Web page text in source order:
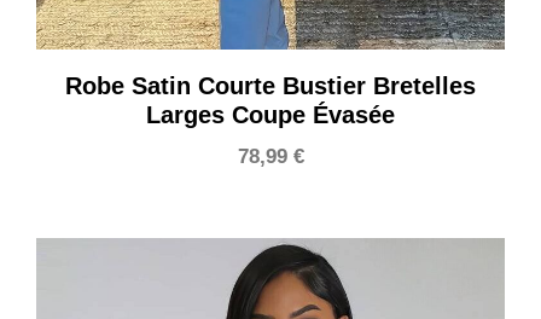
Robe Satin Courte Bustier Bretelles
Larges Coupe Évasée
78,99 €